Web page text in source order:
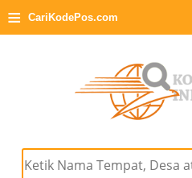
≡ CariKodePos.com